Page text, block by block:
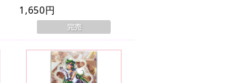
1,650円